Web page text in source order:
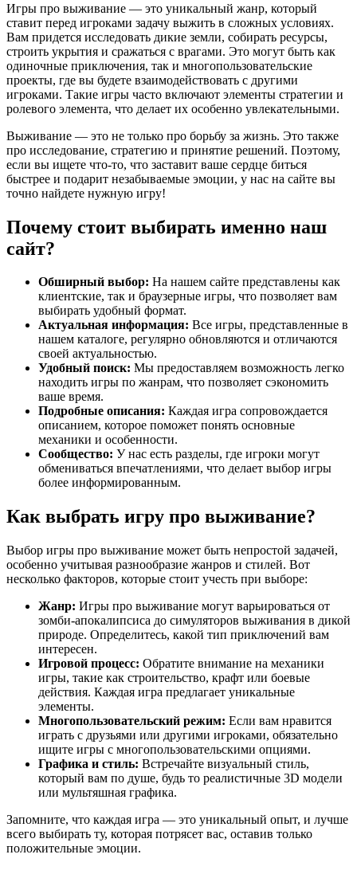
Игры про выживание — это уникальный жанр, который
ставит перед игроками задачу выжить в сложных условиях.
Вам придется исследовать дикие земли, собирать ресурсы,
строить укрытия и сражаться с врагами. Это могут быть как
одиночные приключения, так и многопользовательские
проекты, где вы будете взаимодействовать с другими
игроками. Такие игры часто включают элементы стратегии и
ролевого элемента, что делает их особенно увлекательными.
Выживание — это не только про борьбу за жизнь. Это также
про исследование, стратегию и принятие решений. Поэтому,
если вы ищете что-то, что заставит ваше сердце биться
быстрее и подарит незабываемые эмоции, у нас на сайте вы
точно найдете нужную игру!
Почему стоит выбирать именно наш
сайт?
Обширный выбор: На нашем сайте представлены как
клиентские, так и браузерные игры, что позволяет вам
выбирать удобный формат.
Актуальная информация: Все игры, представленные в
нашем каталоге, регулярно обновляются и отличаются
своей актуальностью.
Удобный поиск: Мы предоставляем возможность легко
находить игры по жанрам, что позволяет сэкономить
ваше время.
Подробные описания: Каждая игра сопровождается
описанием, которое поможет понять основные
механики и особенности.
Сообщество: У нас есть разделы, где игроки могут
обмениваться впечатлениями, что делает выбор игры
более информированным.
Как выбрать игру про выживание?
Выбор игры про выживание может быть непростой задачей,
особенно учитывая разнообразие жанров и стилей. Вот
несколько факторов, которые стоит учесть при выборе:
Жанр: Игры про выживание могут варьироваться от
зомби-апокалипсиса до симуляторов выживания в дикой
природе. Определитесь, какой тип приключений вам
интересен.
Игровой процесс: Обратите внимание на механики
игры, такие как строительство, крафт или боевые
действия. Каждая игра предлагает уникальные
элементы.
Многопользовательский режим: Если вам нравится
играть с друзьями или другими игроками, обязательно
ищите игры с многопользовательскими опциями.
Графика и стиль: Встречайте визуальный стиль,
который вам по душе, будь то реалистичные 3D модели
или мультяшная графика.
Запомните, что каждая игра — это уникальный опыт, и лучше
всего выбирать ту, которая потрясет вас, оставив только
положительные эмоции.